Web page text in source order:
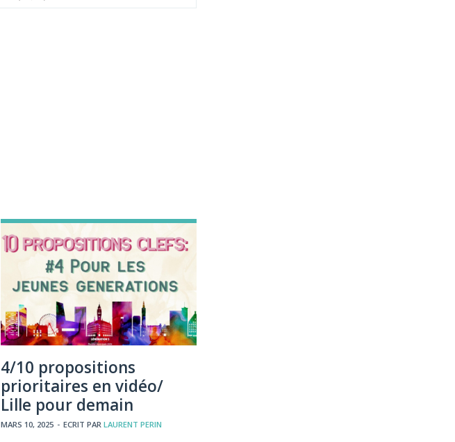
4/10 propositions
prioritaires en vidéo/
Lille pour demain
MARS 10, 2025 - ECRIT PAR LAURENT PERIN